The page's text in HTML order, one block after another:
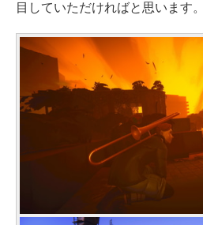
目していただければと思います。